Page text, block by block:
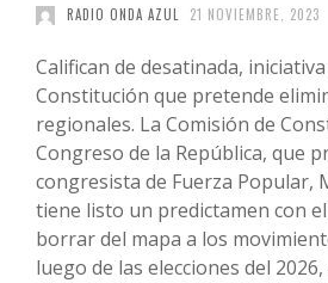
RADIO ONDA AZUL 21 NOVIEMBRE, 2023
Califican de desatinada,
Constitución que pretende
regionales. La Comisión de
Congreso de la República, que
congresista de Fuerza Popular,
tiene listo un predictamen con
borrar del mapa a los
luego de las elecciones del